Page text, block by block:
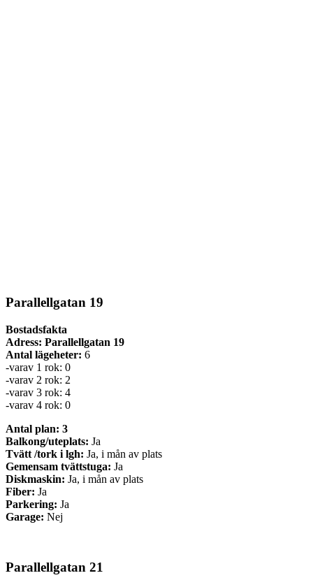
Parallellgatan 19
Bostadsfakta
Adress: Parallellgatan 19
Antal lägeheter: 6
-varav 1 rok: 0
-varav 2 rok: 2
-varav 3 rok: 4
-varav 4 rok: 0
Antal plan: 3
Balkong/uteplats: Ja
Tvätt /tork i lgh: Ja, i mån av plats
Gemensam tvättstuga: Ja
Diskmaskin: Ja, i mån av plats
Fiber: Ja
Parkering: Ja
Garage: Nej
Parallellgatan 21